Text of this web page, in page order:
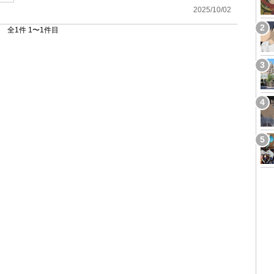
2025/10/02
全1件 1〜1件目